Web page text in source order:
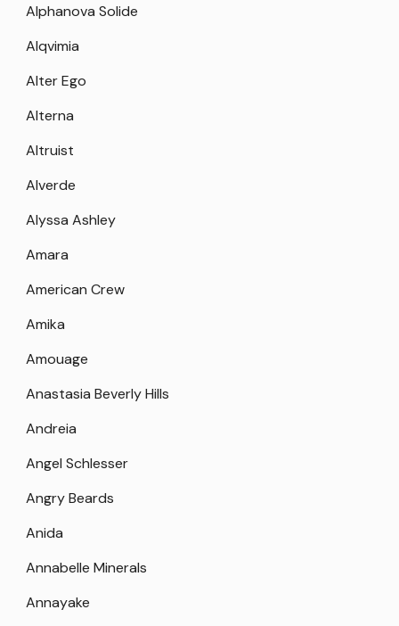
Alphanova Solide
Alqvimia
Alter Ego
Alterna
Altruist
Alverde
Alyssa Ashley
Amara
American Crew
Amika
Amouage
Anastasia Beverly Hills
Andreia
Angel Schlesser
Angry Beards
Anida
Annabelle Minerals
Annayake